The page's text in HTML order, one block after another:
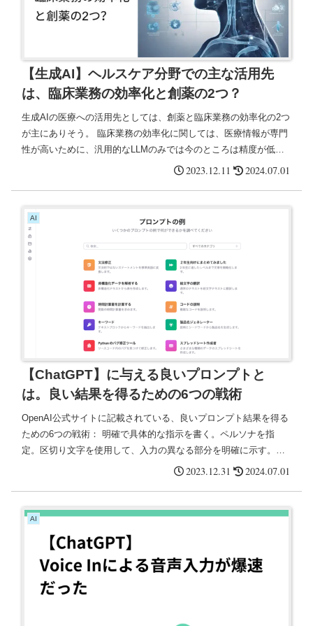
【生成AI】ヘルスケア分野での主な活用先
は、臨床業務の効率化と創薬の2つ？
生成AIの医療への活用先としては、創薬と臨床業務の効率化の2つ
が主にありそう。 臨床業務の効率化に関しては、医療情報が専門
性が高いために、汎用的なLLMのみでは今のところは精度が低い
ので、前段階に対応するエージェントを振り分けるゲートキーパ
2023.12.11 2024.07.01
AI
【ChatGPT】に与える良いプロンプトと
は。良い結果を得るための6つの戦術
OpenAI公式サイトに記載されている、良いプロンプト結果を得る
ための6つの戦術： 明確で具体的な指示を書く。ペルソナを指
定。区切り文字を使用して、入力の異なる部分を明確に示す。タ
スクを完了するために必要な手順を指定する。例を提供する。出
2023.12.31 2024.07.01
AI